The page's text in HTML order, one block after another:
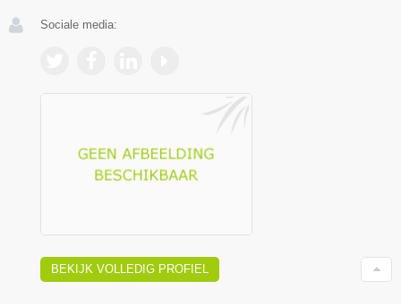
Sociale media:
BEKIJK VOLLEDIG PROFIEL